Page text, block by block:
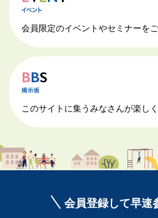
会員限定のイベントやセミナーをご
このサイトに集うみなさんが楽し
会員登録して早速